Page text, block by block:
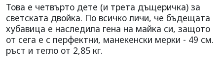
Това е четвърто дете (и трета дъщеричка) за
светската двойка. По всичко личи, че бъдещата
хубавица е наследила гена на майка си, защото
от сега е с перфектни, манекенски мерки - 49 см.
ръст и тегло от 2,85 кг.